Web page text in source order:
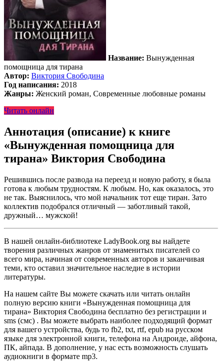
Название: Вынужденная
помощница для тирана
Автор: Виктория Свободина
Год написания: 2018
Жанры: Женский роман, Современные любовные романы
Читать онлайн
Аннотация (описание) к книге
«Вынужденная помощница для
тирана» Виктория Свободина
Решившись после развода на переезд и новую работу, я была
готова к любым трудностям. К любым. Но, как оказалось, это
не так. Выяснилось, что мой начальник тот еще тиран. Зато
коллектив подобрался отличный — заботливый такой,
дружный… мужской!
В нашей онлайн-библиотеке LadyBook.org вы найдете
творения различных жанров от знаменитых писателей со
всего мира, начиная от современных авторов и заканчивая
теми, кто оставил значительное наследие в истории
литературы.
На нашем сайте Вы можете скачать или читать онлайн
полную версию книги «Вынужденная помощница для
тирана» Виктория Свободина бесплатно без регистрации и
sms (смс) . Вы можете выбрать наиболее подходящий формат
для вашего устройства, будь то fb2, txt, rtf, epub на русском
языке для электронной книги, телефона на Андроиде, айфона,
ПК, айпада. В дополнение, у нас есть возможность слушать
аудиокниги в формате mp3.